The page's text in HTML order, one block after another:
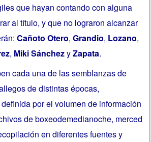
que hayan contando con alguna
al título, y que no lograron alcanzar
Cañoto Otero,Grandio, Lozano,
, Miki SánchezyZapata.
cada una de las semblanzas de
de distintas épocas,
por el volumen de información
de boxeodemedianoche, merced
en diferentes fuentes y